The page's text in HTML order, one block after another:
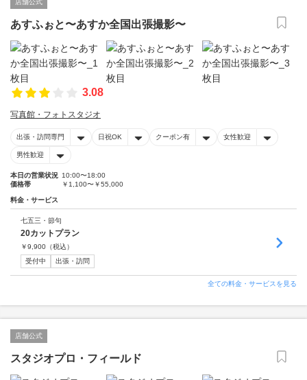
店舗公式
あすふぉと〜あすか全国出張撮影〜
3.08
写真館・フォトスタジオ
出張・訪問専門 日祝OK クーポン有 女性歓迎
男性歓迎
本日の営業状況 10:00〜18:00
価格帯
￥1,100〜￥55,000
料金・サービス
七五三・節句
20カットプラン
￥9,900 （税込）
受付中
出張・訪問
全ての料金・サービスを見る
店舗公式
スタジオプロ・フィールド